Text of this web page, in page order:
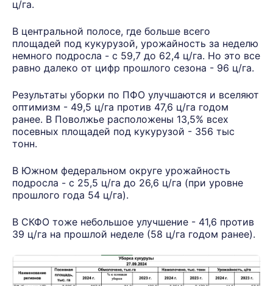
ц/га.
В центральной полосе, где больше всего
площадей под кукурузой, урожайность за неделю
немного подросла - с 59,7 до 62,4 ц/га. Но это все
равно далеко от цифр прошлого сезона - 96 ц/га.
Результаты уборки по ПФО улучшаются и вселяют
оптимизм - 49,5 ц/га против 47,6 ц/га годом
ранее. В Поволжье расположены 13,5% всех
посевных площадей под кукурузой - 356 тыс
тонн.
В Южном федеральном округе урожайность
подросла - с 25,5 ц/га до 26,6 ц/га (при уровне
прошлого года 54 ц/га).
В СКФО тоже небольшое улучшение - 41,6 против
39 ц/га на прошлой неделе (58 ц/га годом ранее).